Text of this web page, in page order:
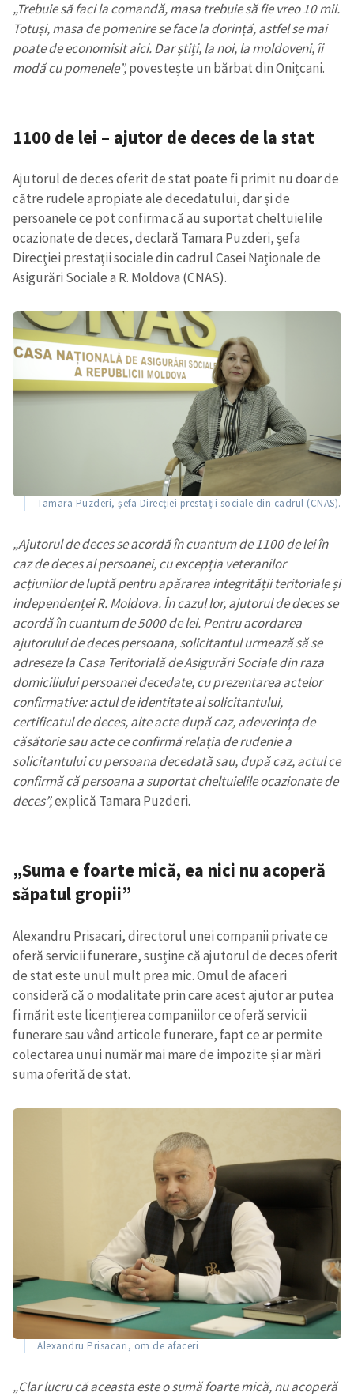
Trimite o informație
Despre ZdG
in English
на русском
„Trebuie să faci la comandă, masa trebuie să fie vreo 10 mii.
Totuși, masa de pomenire se face la dorință, astfel se mai
poate de economisit aici. Dar știți, la noi, la moldoveni, îi
modă cu pomenele”,povestește un bărbat din Onițcani.
1100 de lei – ajutor de deces de la stat
Ajutorul de deces oferit de stat poate fi primit nu doar de
către rudele apropiate ale decedatului, dar și de
persoanele ce pot confirma că au suportat cheltuielile
ocazionate de deces, declară Tamara Puzderi, şefa
Direcţiei prestaţii sociale din cadrul Casei Naționale de
Asigurări Sociale a R. Moldova (CNAS).
Tamara Puzderi, şefa Direcţiei prestaţii sociale din cadrul (CNAS).
„Ajutorul de deces se acordă în cuantum de 1100 de lei în
caz de deces al persoanei, cu excepția veteranilor
acțiunilor de luptă pentru apărarea integrității teritoriale și
independenței R. Moldova. În cazul lor, ajutorul de deces se
acordă în cuantum de 5000 de lei. Pentru acordarea
ajutorului de deces persoana, solicitantul urmează să se
adreseze la Casa Teritorială de Asigurări Sociale din raza
domiciliului persoanei decedate, cu prezentarea actelor
confirmative: actul de identitate al solicitantului,
certificatul de deces, alte acte după caz, adeverința de
căsătorie sau acte ce confirmă relația de rudenie a
solicitantului cu persoana decedată sau, după caz, actul ce
confirmă că persoana a suportat cheltuielile ocazionate de
deces”,explică Tamara Puzderi.
„Suma e foarte mică, ea nici nu acoperă
săpatul gropii”
Alexandru Prisacari, directorul unei companii private ce
oferă servicii funerare, susține că ajutorul de deces oferit
de stat este unul mult prea mic. Omul de afaceri
consideră că o modalitate prin care acest ajutor ar putea
fi mărit este licențierea companiilor ce oferă servicii
funerare sau vând articole funerare, fapt ce ar permite
colectarea unui număr mai mare de impozite și ar mări
suma oferită de stat.
Alexandru Prisacari, om de afaceri
„Clar lucru că aceasta este o sumă foarte mică, nu acoperă